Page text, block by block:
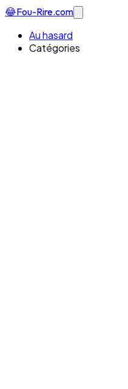
😂Fou-Rire.com
Au hasard
Catégories